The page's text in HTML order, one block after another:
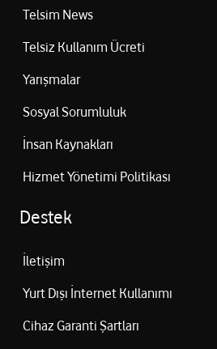
Telsim News
Telsiz Kullanım Ücreti
Yarışmalar
Sosyal Sorumluluk
İnsan Kaynakları
Hizmet Yönetimi Politikası
Destek
İletişim
Yurt Dışı İnternet Kullanımı
Cihaz Garanti Şartları